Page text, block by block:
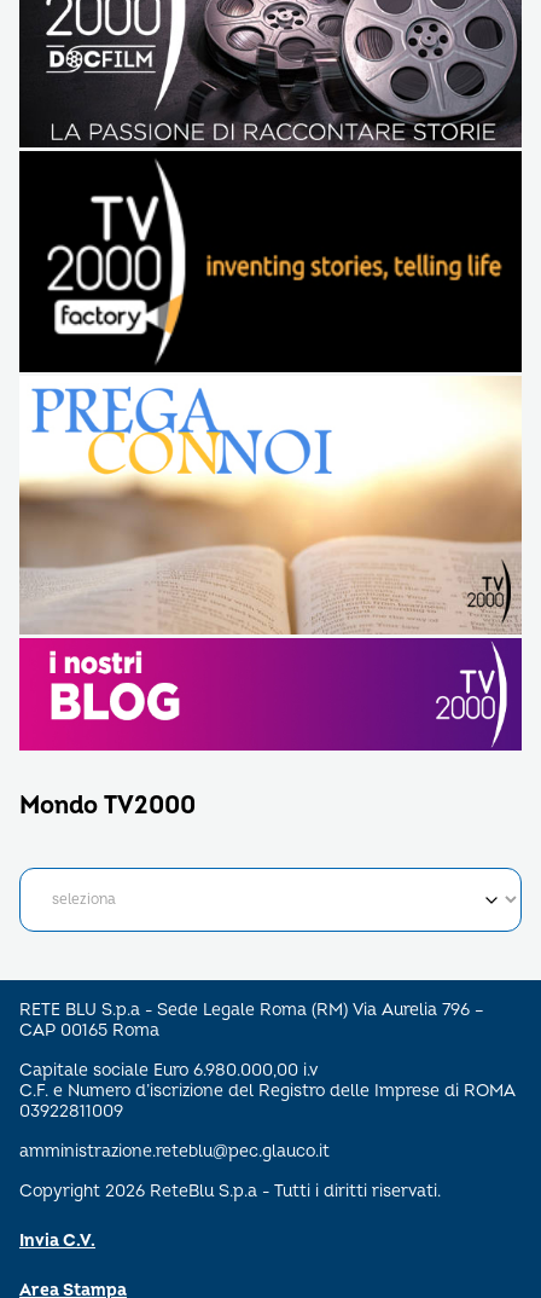
Mondo TV2000
RETE BLU S.p.a - Sede Legale Roma (RM) Via Aurelia 796 –
CAP 00165 Roma
Capitale sociale Euro 6.980.000,00 i.v
C.F. e Numero d’iscrizione del Registro delle Imprese di ROMA
03922811009
amministrazione.reteblu@pec.glauco.it
Copyright 2026 ReteBlu S.p.a - Tutti i diritti riservati.
Invia C.V.
Area Stampa